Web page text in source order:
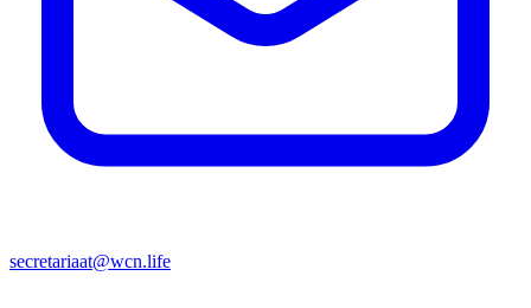
secretariaat@wcn.life